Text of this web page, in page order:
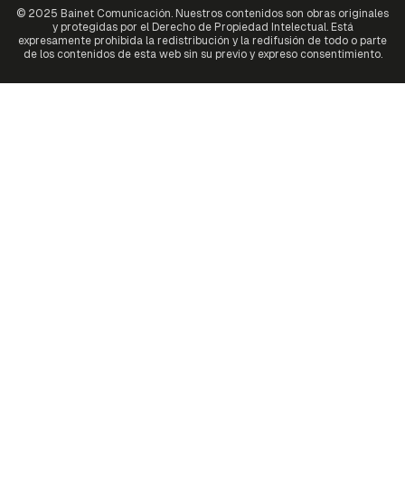
© 2025 Bainet Comunicación. Nuestros contenidos son obras originales
y protegidas por el Derecho de Propiedad Intelectual. Está
expresamente prohibida la redistribución y la redifusión de todo o parte
de los contenidos de esta web sin su previo y expreso consentimiento.